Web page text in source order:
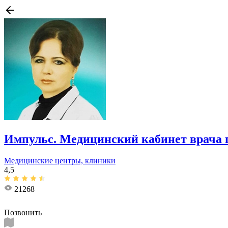
Импульс. ​Медицинский кабинет врача
Медицинские центры, клиники
4,5
21268
Позвонить